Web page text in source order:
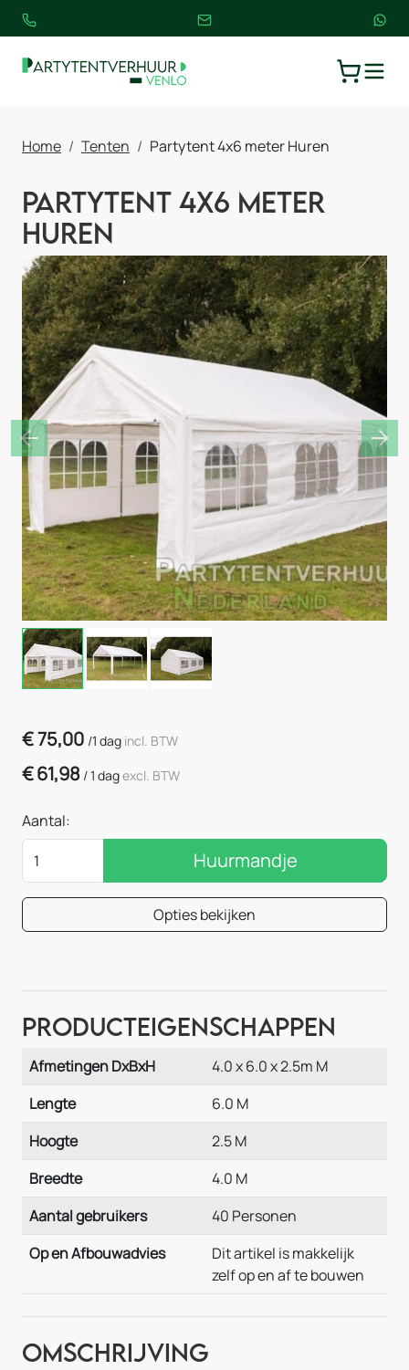
Home Tenten Partytent 4x6 meter Huren
Partytent 4x6 meter
Huren
€75,00 /1 dag incl. BTW
€61,98 /1 dagexcl. BTW
Aantal:
Huurmandje
Opties bekijken
Previous Next
Producteigenschappen
Afmetingen DxBxH
4.0 x 6.0 x 2.5m M
Lengte
6.0 M
Hoogte
2.5 M
Breedte
4.0 M
Aantal gebruikers
40 Personen
Op en Afbouwadvies
Dit artikel is makkelijk
zelf op en af te bouwen
Omschrijving